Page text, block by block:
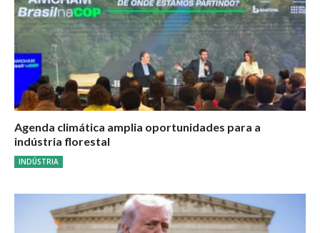
Agenda climática amplia oportunidades para a
indústria florestal
INDÚSTRIA